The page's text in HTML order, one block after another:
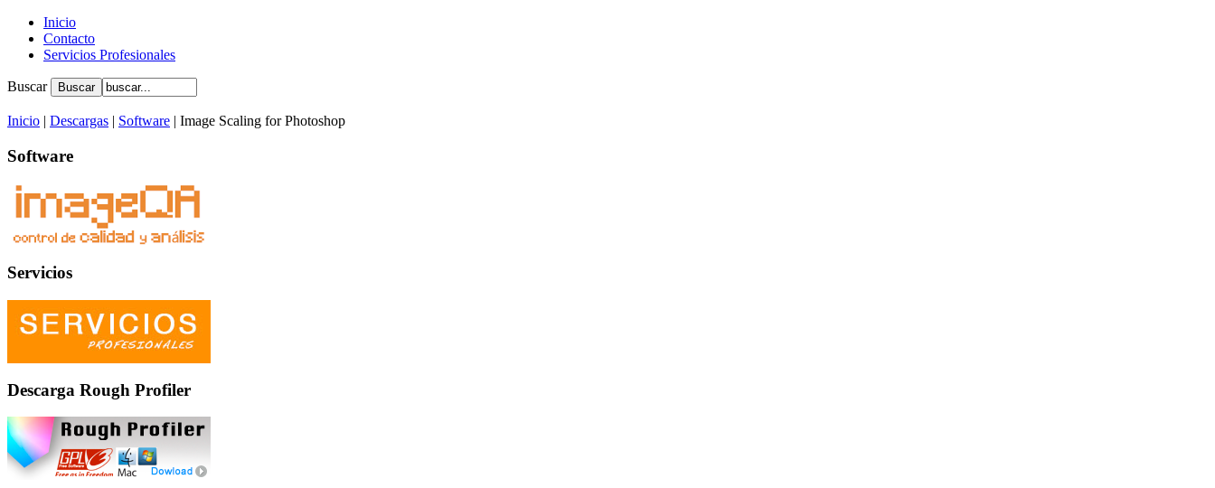
Inicio
Contacto
Servicios Profesionales
Buscar
Inicio | Descargas | Software | Image Scaling for Photoshop
Software
Servicios
Descarga Rough Profiler